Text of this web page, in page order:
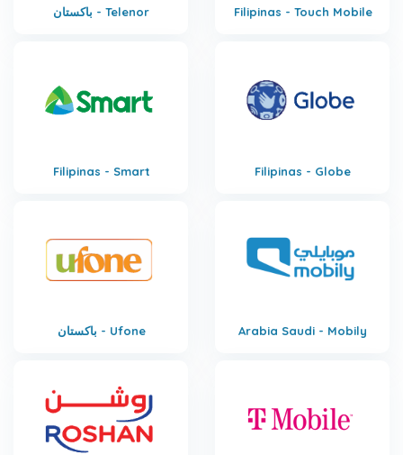
باكستان - Telenor Filipinas - Touch Mobile
Filipinas - Smart Filipinas - Globe
باكستان - Ufone Arabia Saudi - Mobily